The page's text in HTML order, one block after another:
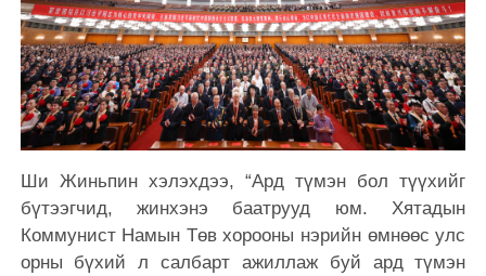
Ши Жиньпин хэлэхдээ, “Ард түмэн бол түүхийг
бүтээгчид, жинхэнэ баатрууд юм. Хятадын
Коммунист Намын Төв хорооны нэрийн өмнөөс улс
орны бүхий л салбарт ажиллажбуй ард түмэн